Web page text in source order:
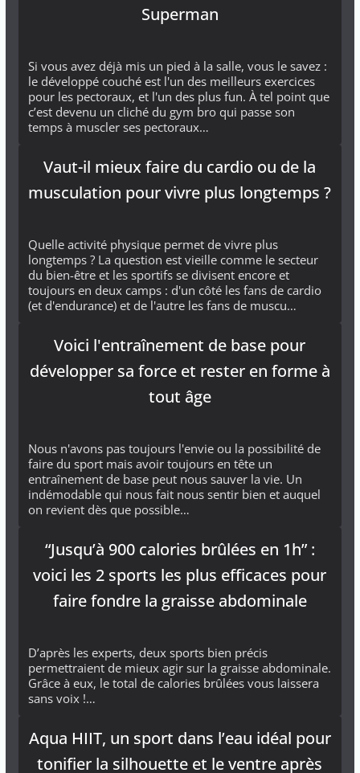
Superman
Si vous avez déjà mis un pied à la salle, vous le savez :
le développé couché est l'un des meilleurs exercices
pour les pectoraux, et l'un des plus fun. À tel point que
c’est devenu un cliché du gym bro qui passe son
temps à muscler ses pectoraux…
Vaut-il mieux faire du cardio ou de la
musculation pour vivre plus longtemps ?
Quelle activité physique permet de vivre plus
longtemps ? La question est vieille comme le secteur
du bien-être et les sportifs se divisent encore et
toujours en deux camps : d'un côté les fans de cardio
(et d'endurance) et de l'autre les fans de muscu…
Voici l'entraînement de base pour
développer sa force et rester en forme à
tout âge
Nous n'avons pas toujours l'envie ou la possibilité de
faire du sport mais avoir toujours en tête un
entraînement de base peut nous sauver la vie. Un
indémodable qui nous fait nous sentir bien et auquel
on revient dès que possible…
“Jusqu’à 900 calories brûlées en 1h” :
voici les 2 sports les plus efficaces pour
faire fondre la graisse abdominale
D’après les experts, deux sports bien précis
permettraient de mieux agir sur la graisse abdominale.
Grâce à eux, le total de calories brûlées vous laissera
sans voix !…
Aqua HIIT, un sport dans l’eau idéal pour
tonifier la silhouette et le ventre après